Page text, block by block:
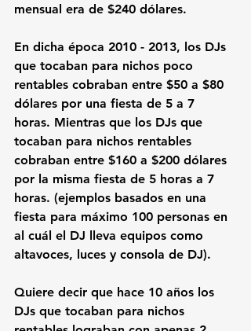
mensual era de $240 dólares.
En dicha época 2010 - 2013, los DJs
que tocaban para nichos poco
rentables cobraban entre $50 a $80
dólares por una fiesta de 5 a 7
horas. Mientras que los DJs que
tocaban para nichos rentables
cobraban entre $160 a $200 dólares
por la misma fiesta de 5 horas a 7
horas. (ejemplos basados en una
fiesta para máximo 100 personas en
al cuál el DJ lleva equipos como
altavoces, luces y consola de DJ).
Quiere decir que hace 10 años los
DJs que tocaban para nichos